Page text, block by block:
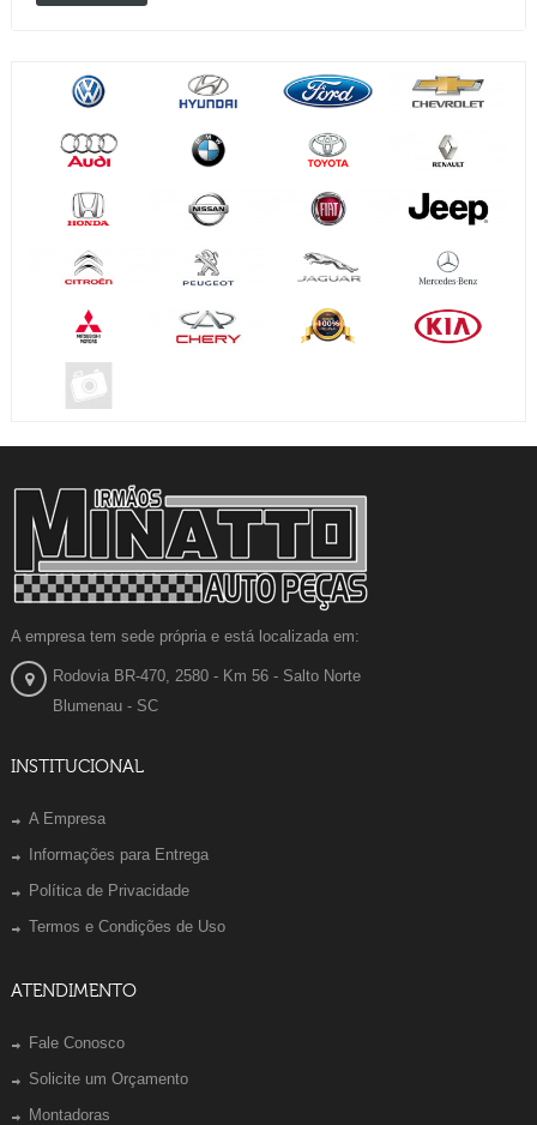
A empresa tem sede própria e está localizada em:
Rodovia BR-470, 2580 - Km 56 - Salto Norte
Blumenau - SC
INSTITUCIONAL
A Empresa
Informações para Entrega
Política de Privacidade
Termos e Condições de Uso
ATENDIMENTO
Fale Conosco
Solicite um Orçamento
Montadoras